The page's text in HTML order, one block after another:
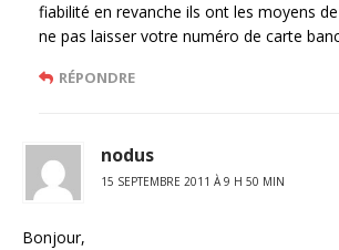
fiabilité en revanche ils ont les moyens
ne pas laisser votre numéro de carte
RÉPONDRE
nodus
15 SEPTEMBRE 2011 À 9 H 50 MIN
Bonjour,